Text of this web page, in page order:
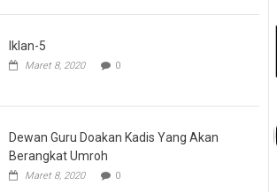
Iklan-5
Maret 8, 2020 0
Dewan Guru Doakan Kadis Yang Akan
Berangkat Umroh
Maret 8, 2020 0